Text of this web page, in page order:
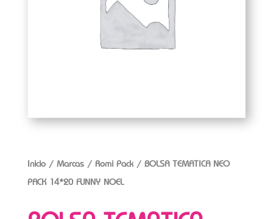
Inicio/ Marcas/ Romi Pack/ BOLSA TEMATICA NEO
PACK 14*20 FUNNY NOEL